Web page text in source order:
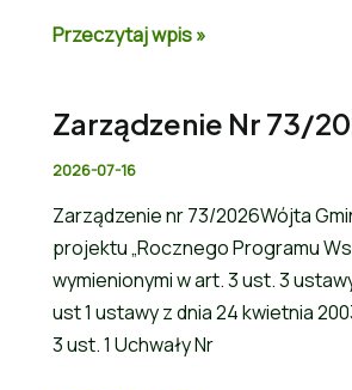
Przeczytaj wpis »
Zarządzenie Nr 73/
2026-07-16
Zarządzenie nr 73/2026Wójta
projektu „Rocznego Programu
wymienionymi w art. 3 ust. 3
ust 1 ustawy z dnia 24 kwietnia
3 ust. 1 Uchwały Nr